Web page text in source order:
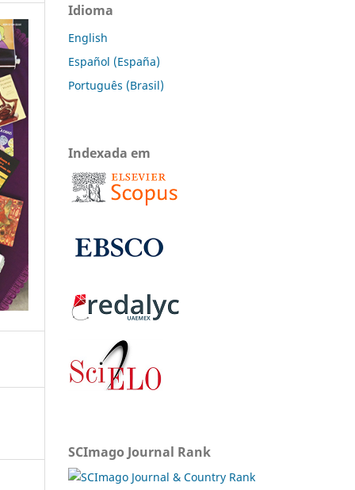
Idioma
English
Español (España)
Português (Brasil)
Indexada em
SCImago Journal Rank